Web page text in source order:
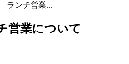
ランチ営業...
営業について